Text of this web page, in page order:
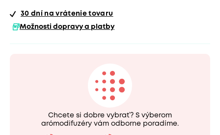
30 dní na vrátenie tovaru
Možnosti dopravy a platby
Chcete si dobre vybrať? S výberom
arómodifuzéry vám odborne poradíme.